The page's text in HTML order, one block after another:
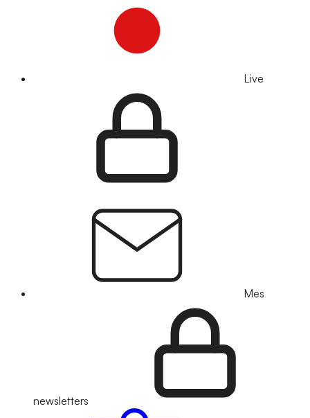
Live
Mes
newsletters